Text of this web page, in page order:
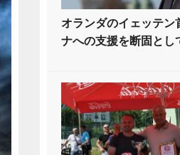
オランダのイェッテン
ナへの支援を断固とし